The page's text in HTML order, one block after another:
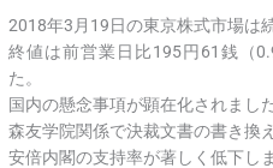
2018年3月19日の東京株式市場は
終値は前営業日比195円61銭（
た。
国内の懸念事項が顕在化されました
森友学院関係で決裁文書の書き換
安倍内閣の支持率が著しく低下し